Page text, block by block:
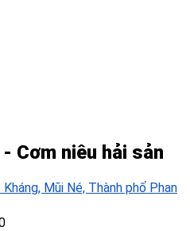
Cơm niêu hải sản
Mũi Né, Thành phố Phan